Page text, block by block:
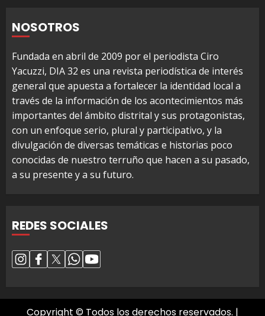
NOSOTROS
Fundada en abril de 2009 por el periodista Ciro
Yacuzzi, DIA 32 es una revista periodística de interés
general que apuesta a fortalecer la identidad local a
través de la información de los acontecimientos más
importantes del ámbito distrital y sus protagonistas,
con un enfoque serio, plural y participativo, y la
divulgación de diversas temáticas e historias poco
conocidas de nuestro terruño que hacen a su pasado,
a su presente y a su futuro.
REDES SOCIALES
Copyright © Todos los derechos reservados. |